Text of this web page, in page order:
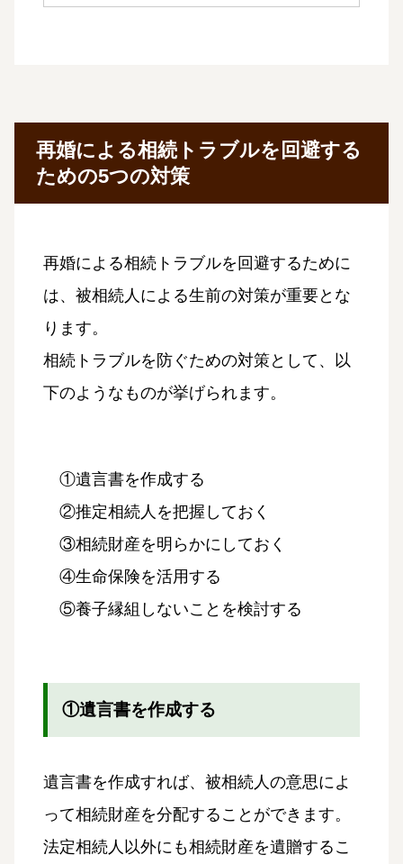
再婚による相続トラブルを回避する
ための5つの対策
再婚による相続トラブルを回避するために
は、被相続人による生前の対策が重要とな
ります。
相続トラブルを防ぐための対策として、以
下のようなものが挙げられます。
①遺言書を作成する
②推定相続人を把握しておく
③相続財産を明らかにしておく
④生命保険を活用する
⑤養子縁組しないことを検討する
①遺言書を作成する
遺言書を作成すれば、被相続人の意思によ
って相続財産を分配することができます。
法定相続人以外にも相続財産を遺贈するこ